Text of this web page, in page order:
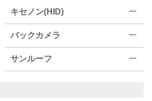
キセノン(HID) ー
バックカメラ ー
サンルーフ ー